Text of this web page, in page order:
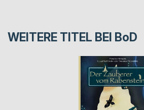
WEITERE TITEL BEI BoD